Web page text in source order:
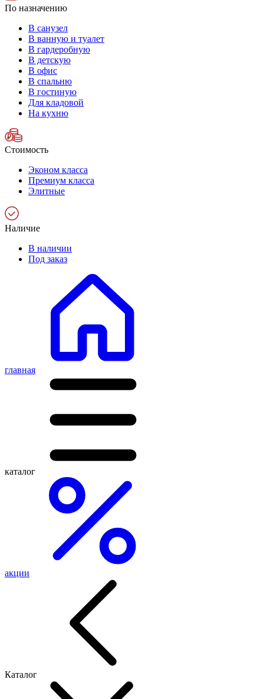
По назначению
В санузел
В ванную и туалет
В гардеробную
В детскую
В офис
В спальню
В гостиную
Для кладовой
На кухню
Стоимость
Эконом класса
Премиум класса
Элитные
Наличие
В наличии
Под заказ
главная
каталог
акции
Каталог